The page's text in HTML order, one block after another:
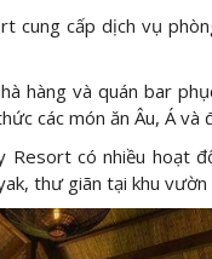
cung cấp dịch vụ
hàng và quán bar
các món ăn Âu, Á và
Resort có nhiều hoạt
thư giãn tại khu